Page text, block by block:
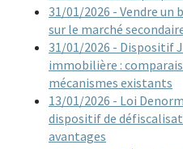
31/01/2026 - Vendre
sur le marché
31/01/2026 - Dispositif
immobilière :
mécanismes existants
13/01/2026 - Loi
dispositif de
avantages